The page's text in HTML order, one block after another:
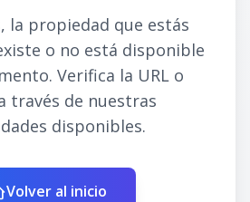
la propiedad que estás
o no está disponible
Verifica la URL o
través de nuestras
disponibles.
Volver al inicio